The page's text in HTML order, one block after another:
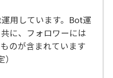
用しています。Bot運
に、フォロワーには
のが含まれています